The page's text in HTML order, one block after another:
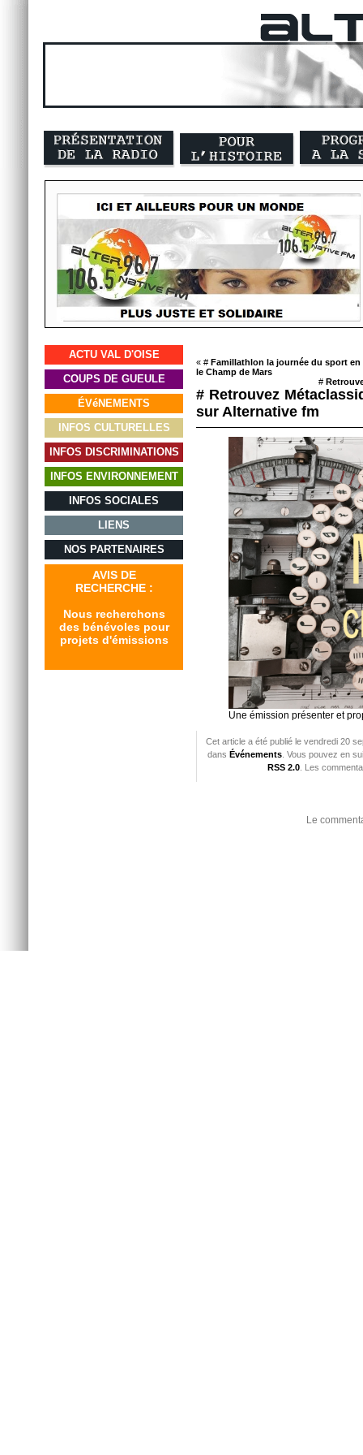
ACTU VAL D'OISE
COUPS DE GUEULE
ÉVéNEMENTS
INFOS CULTURELLES
INFOS DISCRIMINATIONS
INFOS ENVIRONNEMENT
INFOS SOCIALES
LIENS
NOS PARTENAIRES
AVIS DE
RECHERCHE :
Nous recherchons
des bénévoles pour
projets d'émissions
« # Famillathlon la journée du sport
le Champ de Mars
#
# Retrouvez
sur Alternative fm
Une émission présenter et
Cet article a été publié le vendredi 20
dans Événements . Vous pouvez en
RSS 2.0. Les
Le